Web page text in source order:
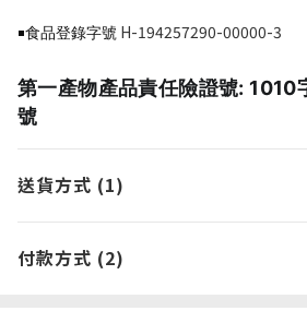
￭食品登錄字號 H-194257290-00000-3
第一產物產品責任險證號:
號
送貨方式 (1)
付款方式 (2)